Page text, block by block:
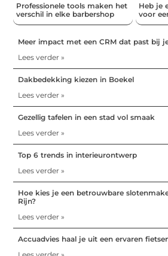
Professionele tools maken het
verschil in elke barbershop
Heb je
voor
Meer impact met een CRM dat past bij
Lees verder »
Dakbedekking kiezen in Boekel
Lees verder »
Gezellig tafelen in een stad vol smaak
Lees verder »
Top 6 trends in interieurontwerp
Lees verder »
Hoe kies je een betrouwbare
Rijn?
Lees verder »
Accuadvies haal je uit een ervaren